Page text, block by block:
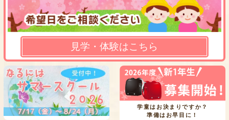
見学・体験はこちら
学童はお決まりですか？
準備はお早目に！